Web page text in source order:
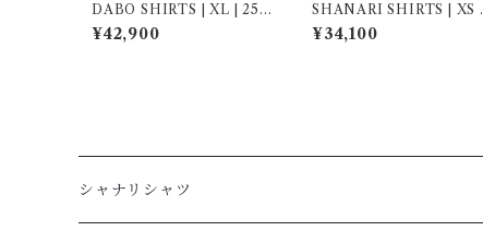
DABO SHIRTS | XL | 256
009
¥42,900
SHANARI SHIRTS | XS |
263051
¥34,100
シャナリシャツ